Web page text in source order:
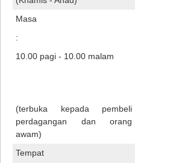
Masa
:
10.00 pagi - 10.00 malam
(terbuka kepada pembeli
perdagangan dan orang
awam)
Tempat